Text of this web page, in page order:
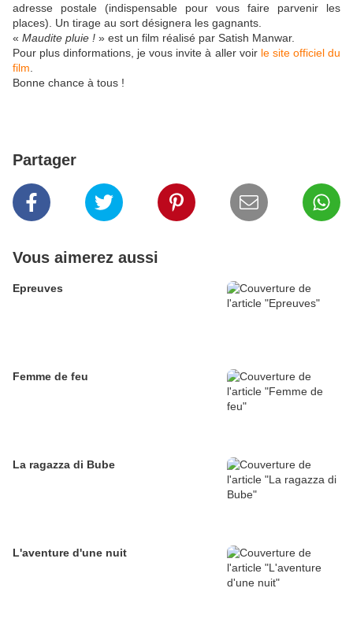
adresse postale (indispensable pour vous faire parvenir les
places). Un tirage au sort désignera les gagnants.
« Maudite pluie ! » est un film réalisé par Satish Manwar.
Pour plus dinformations, je vous invite à aller voir le site officiel du
film
Bonne chance à tous !
Partager
Vous aimerez aussi
Epreuves
Femme de feu
La ragazza di Bube
L'aventure d'une nuit